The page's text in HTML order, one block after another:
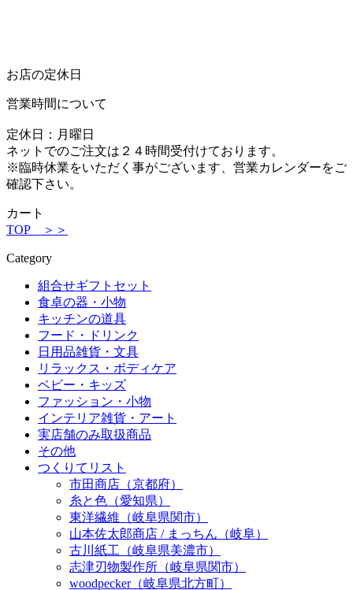
お店の定休日
営業時間について
定休日：月曜日
ネットでのご注文は２４時間受付けております。
※臨時休業をいただく事がございます、営業カレンダーをご
確認下さい。
カート
TOP ＞＞
Category
組合せギフトセット
食卓の器・小物
キッチンの道具
フード・ドリンク
日用品雑貨・文具
リラックス・ボディケア
ベビー・キッズ
ファッション・小物
インテリア雑貨・アート
実店舗のみ取扱商品
その他
つくりてリスト
市田商店（京都府）
糸と色（愛知県）
東洋繊維（岐阜県関市）
山本佐太郎商店 / まっちん（岐阜）
古川紙工（岐阜県美濃市）
志津刃物製作所（岐阜県関市）
woodpecker（岐阜県北方町）